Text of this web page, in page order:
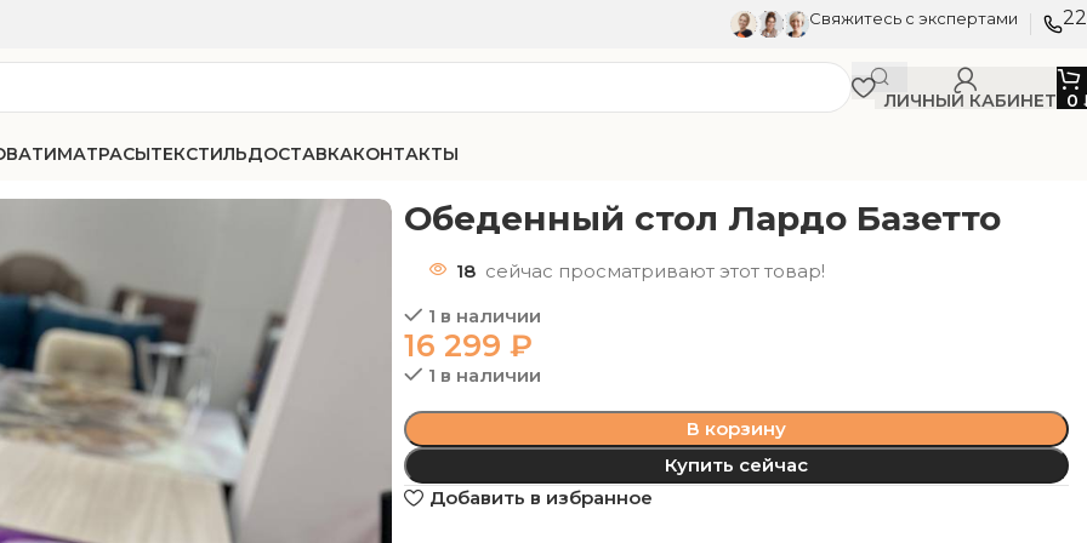
Свяжитесь с экспертами
ЛИЧНЫЙ КАБИНЕТ 0
МАТРАСЫТЕКСТИЛЬДОСТАВКАКОНТАКТЫ
Обеденный стол Лардо Базетто
18 сейчас просматривают этот товар!
1 в наличии
16 299₽
1 в наличии
В корзину
Купить сейчас
Добавить в избранное